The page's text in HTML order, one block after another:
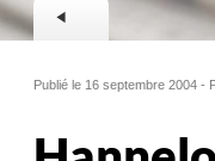
Publié le 16 septembre 2004 -